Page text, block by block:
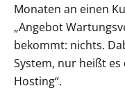
Monaten an einen
„Angebot
bekommt: nichts.
System, nur heißt es
Hosting“.